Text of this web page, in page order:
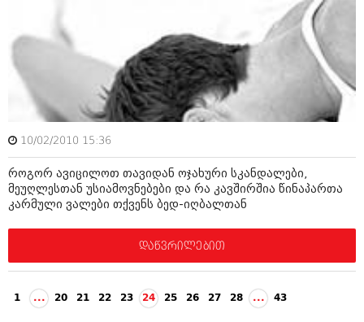
დეკემბერი 0215 (1)
ოქტომბერი 0215 (1)
აგვისტო 0215 (2)
აგვისტო 0212 (1)
ივნისი 0212 (2)
ნოემბერი 0201 (1)
10/02/2010 15:36
როგორ ავიცილოთ თავიდან ოჯახური სკანდალები,
მეუღლესთან უსიამოვნებები და რა კავშირშია წინაპართა
კარმული ვალები თქვენს ბედ-იღბალთან
დაწვრილებით
1 ... 20 21 22 23 24 25 26 27 28 ... 43